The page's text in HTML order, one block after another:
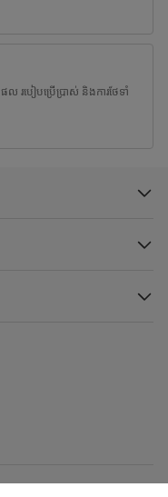
របៀបប្រើប្រាស់ និងការថែទាំ